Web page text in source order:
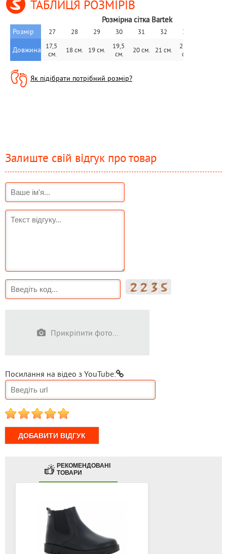
ТАБЛИЦЯ РОЗМІРІВ
Розмірна сітка Bartek
Розмір 27 28 29 30 31 32 33
Довжина
17,5
см.
18 см. 19 см.
19,5
см.
20 см. 21 см.
21,5
см.
Як підібрати потрібний розмір?
Залиште свій відгук про товар
Прикріпити фото...
Посилання на відео з YouTube:
1 2 3 4 5
РЕКОМЕНДОВАНІ
ТОВАРИ